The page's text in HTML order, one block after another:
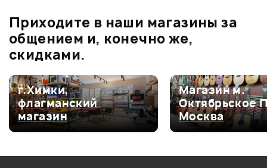
0.0
Оценка5
0
Оценка4
0
Оценка3
0
Приходите в наши магазины за
общением и, конечно же,
скидками.
г.Химки,
флагманский
магазин
Магазин м.
Октябрьское
Москва